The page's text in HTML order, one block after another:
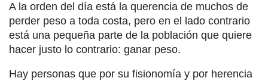
A la orden del día está la querencia de muchos de
perder peso a toda costa, pero en el lado contrario
está una pequeña parte de la población que quiere
hacer justo lo contrario: ganar peso.
Hay personas que por su fisionomía y por herencia